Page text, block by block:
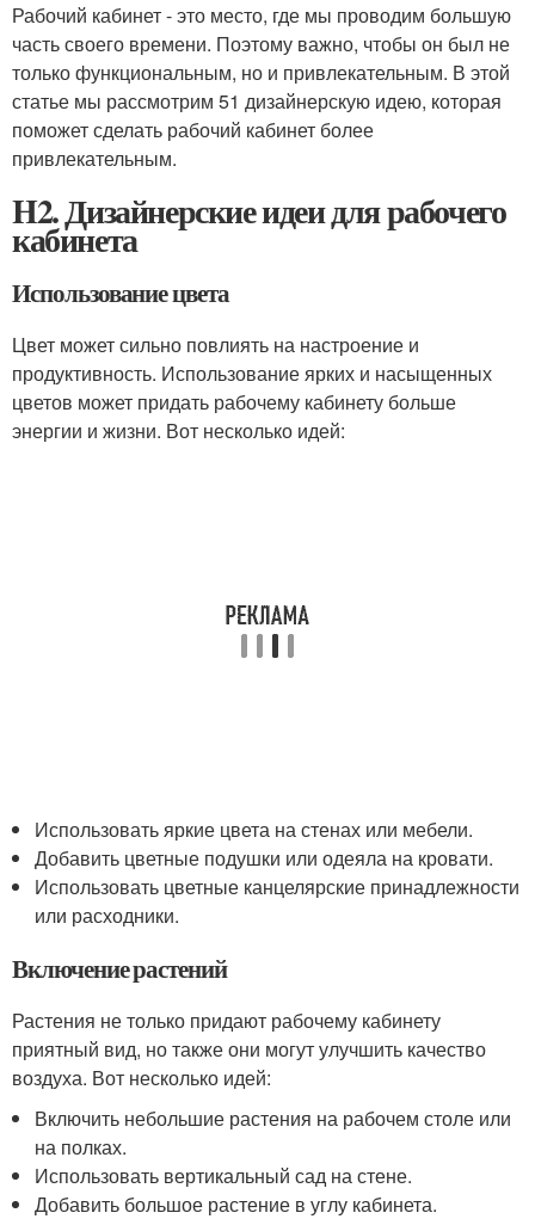
Рабочий кабинет - это место, где мы проводим большую
часть своего времени. Поэтому важно, чтобы он был не
только функциональным, но и привлекательным. В этой
статье мы рассмотрим 51 дизайнерскую идею, которая
поможет сделать рабочий кабинет более
привлекательным.
H2. Дизайнерские идеи для рабочего
кабинета
Использование цвета
Цвет может сильно повлиять на настроение и
продуктивность. Использование ярких и насыщенных
цветов может придать рабочему кабинету больше
энергии и жизни. Вот несколько идей:
Использовать яркие цвета на стенах или мебели.
Добавить цветные подушки или одеяла на кровати.
Использовать цветные канцелярские принадлежности
или расходники.
Включение растений
Растения не только придают рабочему кабинету
приятный вид, но также они могут улучшить качество
воздуха. Вот несколько идей:
Включить небольшие растения на рабочем столе или
на полках.
Использовать вертикальный сад на стене.
Добавить большое растение в углу кабинета.